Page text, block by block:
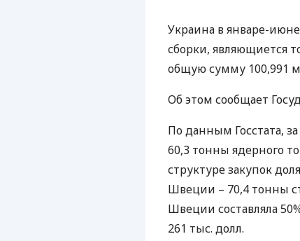
Украина в январе-
сборки, являющиется
общую сумму 100,991
Об этом сообщает
По данным Госстата,
60,3 тонны ядерного
структуре закупок
Швеции – 70,4 тонны
Швеции составляла
261 тыс. долл.